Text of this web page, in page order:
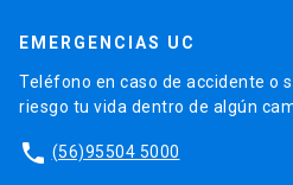
EMERGENCIAS UC
Teléfono en caso de accidente o
riesgo tu vida dentro de algún
phone (56)95504 5000